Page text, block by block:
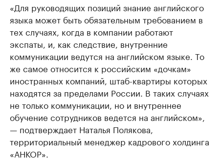
«Для руководящих позиций знание английского
языка может быть обязательным требованием в
тех случаях, когда в компании работают
экспаты, и, как следствие, внутренние
коммуникации ведутся на английском языке. То
же самое относится к российским «дочкам»
иностранных компаний, штаб-квартиры которых
находятся за пределами России. В таких случаях
не только коммуникации, но и внутреннее
обучение сотрудников ведется на английском»,
— подтверждает Наталья Полякова,
территориальный менеджер кадрового холдинга
«АНКОР».